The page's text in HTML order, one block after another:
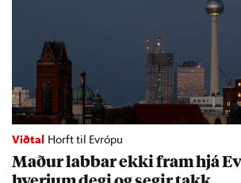
Viðtal Horft til Evrópu
Mað­ur labb­ar ekki fram hjá